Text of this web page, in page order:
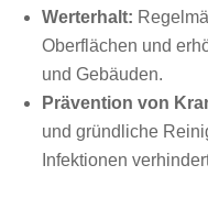
Werterhalt:
Oberflächen und
und Gebäuden.
Prävention von
und gründliche
Infektionen